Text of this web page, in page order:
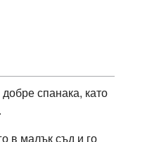
спанака, като
в малък съд и го